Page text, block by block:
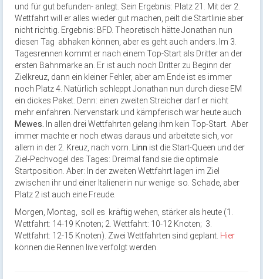
und für gut befunden- anlegt. Sein Ergebnis: Platz 21. Mit der 2.
Wettfahrt will er alles wieder gut machen, peilt die Startlinie aber
nicht richtig. Ergebnis: BFD. Theoretisch hätte Jonathan nun
diesen Tag abhaken können, aber es geht auch anders. Im 3.
Tagesrennen kommt er nach einem Top-Start als Dritter an der
ersten Bahnmarke an. Er ist auch noch Dritter zu Beginn der
Zielkreuz, dann ein kleiner Fehler, aber am Ende ist es immer
noch Platz 4. Natürlich schleppt Jonathan nun durch diese EM
ein dickes Paket. Denn: einen zweiten Streicher darf er nicht
mehr einfahren. Nervenstark und kämpferisch war heute auch
Mewes.
In allen drei Wettfahrten gelang ihm kein Top-Start. Aber
immer machte er noch etwas daraus und arbeitete sich, vor
allem in der 2. Kreuz, nach vorn. Linn ist die Start-Queen und der
Ziel-Pechvogel des Tages: Dreimal fand sie die optimale
Startposition. Aber: In der zweiten Wettfahrt lagen im Ziel
zwischen ihr und einer Italienerin nur wenige so. Schade, aber
Platz 2 ist auch eine Freude.
Morgen, Montag, soll es kräftig wehen, stärker als heute (1.
Wettfahrt: 14-19 Knoten; 2. Wettfahrt: 10-12 Knoten; 3.
Wettfahrt: 12-15 Knoten). Zwei Wettfahrten sind geplant. Hier
können die Rennen live verfolgt werden.